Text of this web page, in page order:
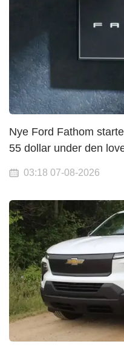
Nye Ford Fathom
55 dollar under den
03:18 07-08-2026